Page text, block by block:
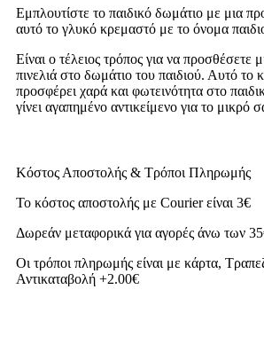
Εμπλουτίστε το παιδικό δωμάτιο με μια
αυτό το γλυκό κρεμαστό με το όνομα
Είναι ο τέλειος τρόπος για να προσθέσετε
πινελιά στο δωμάτιο του παιδιού. Αυτό
προσφέρει χαρά και φωτεινότητα στο
γίνει αγαπημένο αντικείμενο για το μικρό
Κόστος Αποστολής & Τρόποι Πληρωμής
Το κόστος αποστολής με Courier είναι 3€
Δωρεάν μεταφορικά για αγορές άνω των
Οι τρόποι πληρωμής είναι με κάρτα,
Αντικαταβολή +2.00€